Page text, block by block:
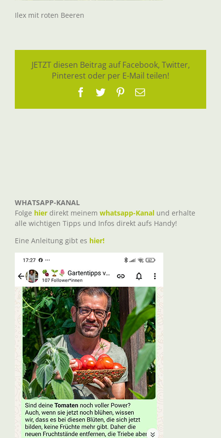
Ilex mit roten Beeren
JETZT diesen Beitrag auf Facebook, Twitter,
Pinterest oder per E-Mail teilen!
Facebook
TwitterPinterest
E-
WHATSAPP-KANAL
Folge hier direkt meinem whatsapp-Kanal und erhalte
alle wichtigen Tipps und Infos direkt aufs Handy!
Eine Anleitung gibt es hier!